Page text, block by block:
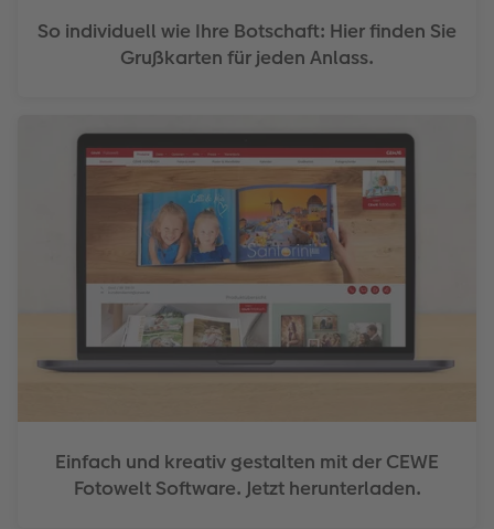
So individuell wie Ihre Botschaft: Hier finden Sie
Grußkarten für jeden Anlass.
Einfach und kreativ gestalten mit der CEWE
Fotowelt Software. Jetzt herunterladen.